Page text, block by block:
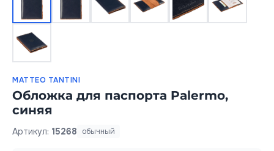
MATTEO TANTINI
Обложка для паспорта Palermo,
синяя
Артикул: 15268 обычный